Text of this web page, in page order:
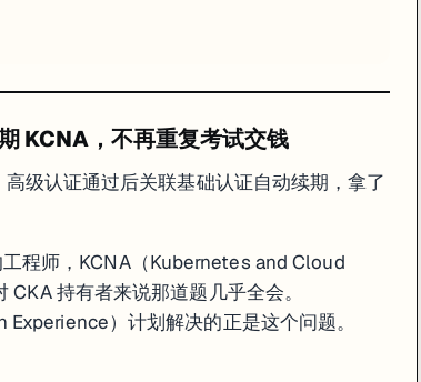
球学员
，无需订阅
Bedrock 基本概念
题和沙盒实验室（官方真实 lab environment，不是本地模
KCNA，不再重复考试交钱
级认证通过后关联基础认证自动续期，拿了
程师，KCNA（Kubernetes and Cloud
持有者来说那道题几乎全会。
）计划解决的正是这个问题。